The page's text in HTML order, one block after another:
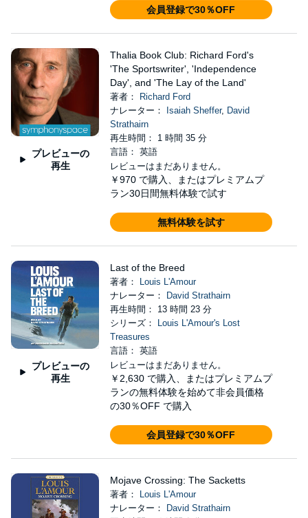
会員登録で30％OFF
プレビューの
再生
Thalia Book Club: Richard Ford's
'The Sportswriter', 'Independence
Day', and 'The Lay of the Land'
著者：
Richard Ford
ナレーター：
Isaiah Sheffer, David
Strathairn
再生時間： 1 時間 35 分
言語： 英語
レビューはまだありません。
￥970 で購入、またはプレミアムプ
ラン30日間無料体験で試す
無料体験を試す
プレビューの
再生
Last of the Breed
著者：
Louis L'Amour
ナレーター：
David Strathairn
再生時間： 13 時間 23 分
シリーズ：
Louis L'Amour's Lost
Treasures
言語： 英語
レビューはまだありません。
￥2,630 で購入、またはプレミアムプ
ランの無料体験を始めて非会員価格
の30％OFF で購入
会員登録で30％OFF
Mojave Crossing: The Sacketts
著者：
Louis L'Amour
ナレーター：
David Strathairn